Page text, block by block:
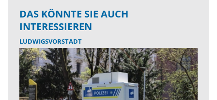
DAS KÖNNTE SIE AUCH
INTERESSIEREN
LUDWIGSVORSTADT